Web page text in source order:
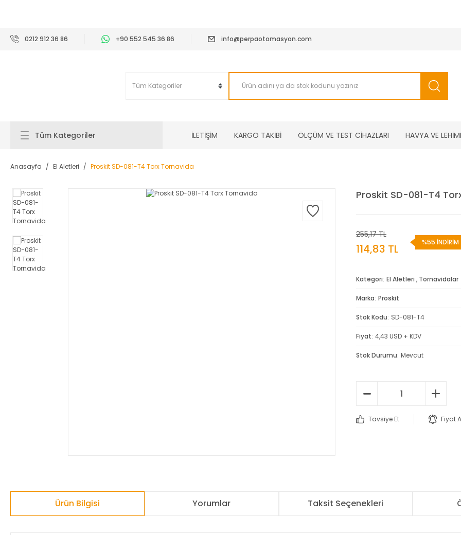
0212 912 36 86 +90 552 545 36 86 info@perpaotomasyon.com
Tüm Kategoriler İLETİŞİM KARGO TAKİBİ ÖLÇÜM VE TEST CİHAZLARI HAVYA VE
Anasayfa El Aletleri Proskit SD-081-T4 Torx Tornavida
Proskit SD-081-T4
255,17 TL
114,83 TL %55 İNDİRİM
Kategori El Aletleri , Tornavidalar
Marka Proskit
Stok Kodu SD-081-T4
Fiyat 4,43 USD + KDV
Stok Durumu Mevcut
Tavsiye Et Fiyat
Ürün Bilgisi Yorumlar Taksit Seçenekleri